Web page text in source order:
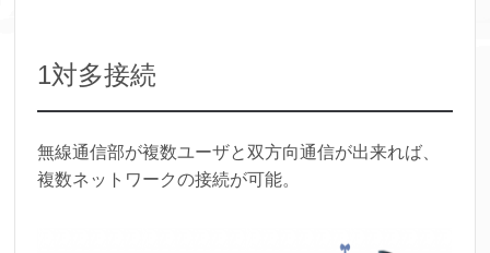
1対多接続
無線通信部が複数ユーザと双方向通信が出来れば、
複数ネットワークの接続が可能。